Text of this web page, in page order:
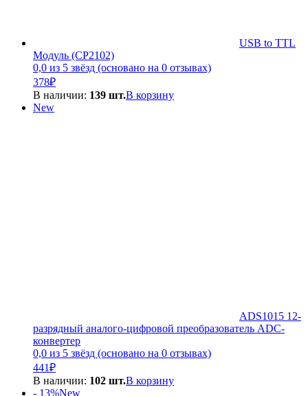
USB to TTL
Модуль (CP2102)
0,0 из 5 звёзд (основано на 0 отзывах)
378₽
В наличии: 139 шт.В корзину
New
ADS1015 12-
разрядный аналого-цифровой преобразователь ADC-
конвертер
0,0 из 5 звёзд (основано на 0 отзывах)
441₽
В наличии: 102 шт.В корзину
- 13%New